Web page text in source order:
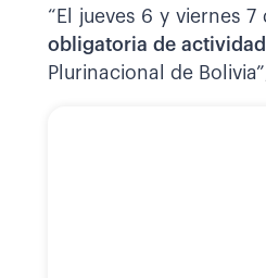
“El jueves 6 y viernes
obligatoria de
Plurinacional de